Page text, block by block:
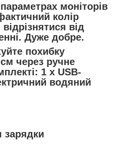
моніторів
колір
від
Дуже добре.
похибку
через ручне
1 х USB-
водяний
зарядки